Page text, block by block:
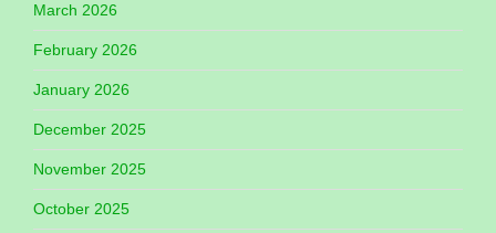
March 2026
February 2026
January 2026
December 2025
November 2025
October 2025